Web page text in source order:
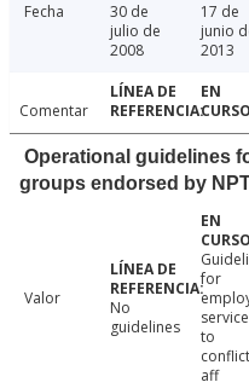
Fecha
30 de
julio de
2008
17 de
junio
2013
Comentar
Operational guidelines
groups endorsed by
Valor
No
guidelines
for
to
conflict
aff